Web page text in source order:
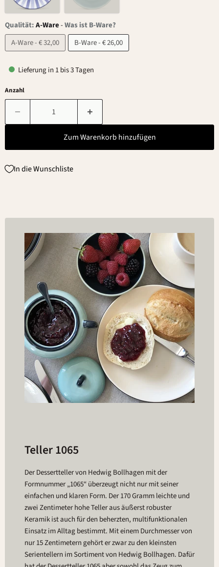
Qualität:A-Ware-Was ist B-Ware?
A-Ware - € 32,00
B-Ware - € 26,00
Lieferung in 1 bis 3 Tagen
Anzahl
Zum Warenkorb hinzufügen
In die Wunschliste
Teller 1065
Der Dessertteller von Hedwig Bollhagen mit der
Formnummer „1065“ überzeugt nicht nur mit seiner
einfachen und klaren Form. Der 170 Gramm leichte und
zwei Zentimeter hohe Teller aus äußerst robuster
Keramik ist auch für den beherzten, multifunktionalen
Einsatz im Alltag bestimmt. Mit einem Durchmesser von
nur 15 Zentimetern gehört er zwar zu den kleinsten
Serientellern im Sortiment von Hedwig Bollhagen. Dafür